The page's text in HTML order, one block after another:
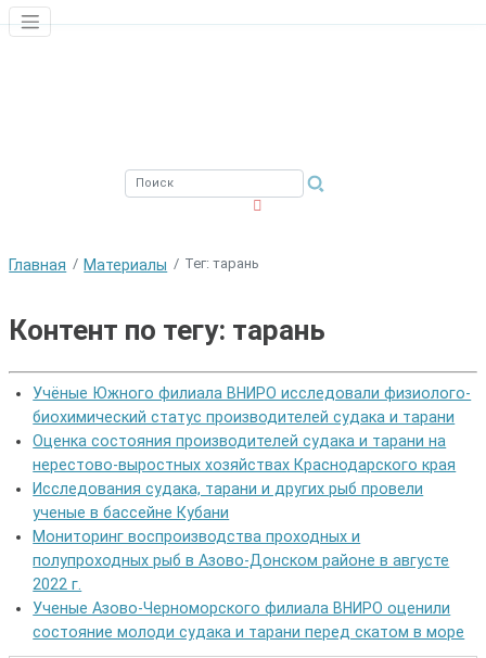
Главная Материалы Тег: тарань
Контент по тегу: тарань
Учёные Южного филиала ВНИРО исследовали физиолого-
биохимический статус производителей судака и тарани
Оценка состояния производителей судака и тарани на
нерестово-выростных хозяйствах Краснодарского края
Исследования судака, тарани и других рыб провели
ученые в бассейне Кубани
Мониторинг воспроизводства проходных и
полупроходных рыб в Азово-Донском районе в августе
2022 г.
Ученые Азово-Черноморского филиала ВНИРО оценили
состояние молоди судака и тарани перед скатом в море